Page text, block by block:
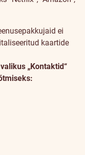
ei
kaartide
„Kontaktid“